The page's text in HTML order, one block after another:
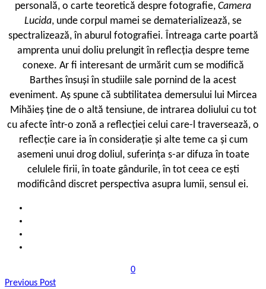
personală, o carte teoretică despre fotografie, Camera
Lucida, unde corpul mamei se dematerializează, se
spectralizează, în aburul fotografiei. Întreaga carte poartă
amprenta unui doliu prelungit în reflecția despre teme
conexe. Ar fi interesant de urmărit cum se modifică
Barthes însuși în studiile sale pornind de la acest
eveniment. Aș spune că subtilitatea demersului lui Mircea
Mihăieș ține de o altă tensiune, de intrarea doliului cu tot
cu afecte într-o zonă a reflecției celui care-l traversează, o
reflecție care ia în considerație și alte teme ca și cum
asemeni unui drog doliul, suferința s-ar difuza în toate
celulele firii, în toate gândurile, în tot ceea ce ești
modificând discret perspectiva asupra lumii, sensul ei.
0
Previous Post